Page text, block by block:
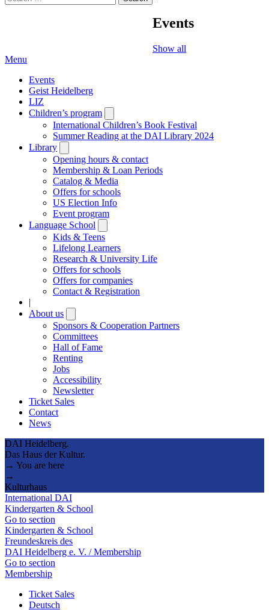
for:
Events
Show all
Menu
Events
Geist Heidelberg
LIZ
Children’s program
submenu
International Children’s Book Festival
Summer Reading at the DAI Library 2024
Library
submenu
Opening hours & contact
Membership & Loan Periods
Catalog & Media
Offers for schools
US Election Info
Event program
Language School
submenu
Kids & Teens
Lifelong Learners
Research & University Life
Offers for schools
Offers for companies
Contact & Registration
|
About us
submenu
Sponsors & Cooperation Partners
Committees
Hall of Fame
Renting
Jobs
Accessibility
Newsletter
Ticket Sales
Contact
News
DAI Heidelberg.
Das Haus der Kultur.
→ You are here
→
Kulturhaus
International DAI
Kindergarten & School
Go to section
Kindergarten & School
Freundeskreis des
DAI Heidelberg e. V. / Membership
Go to section
Membership
Ticket Sales
Deutsch